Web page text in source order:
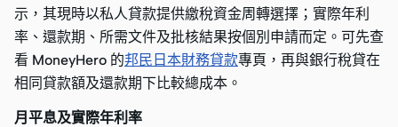
示，其現時以私人貸款提供繳稅資金周轉選擇；實際年利
率、還款期、所需文件及批核結果按個別申請而定。可先查
看 MoneyHero 的邦民日本財務貸款專頁，再與銀行稅貸在
相同貸款額及還款期下比較總成本。
月平息及實際年利率